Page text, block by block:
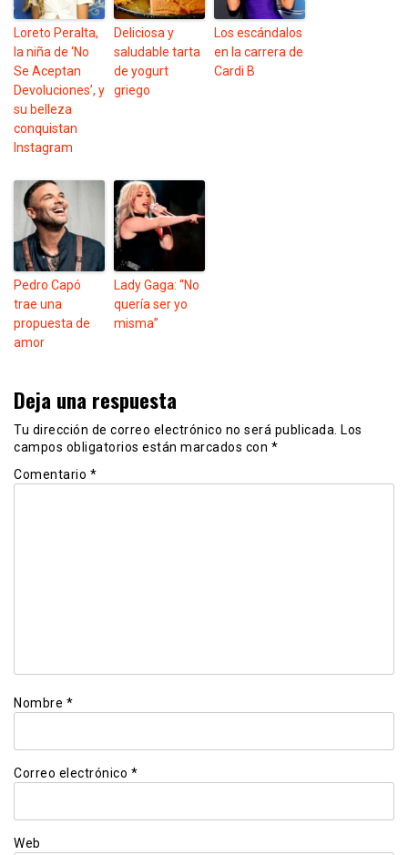
Loreto Peralta,
la niña de ‘No
Se Aceptan
Devoluciones’, y
su belleza
conquistan
Instagram
Deliciosa y
saludable tarta
de yogurt
griego
Los escándalos
en la carrera de
Cardi B
Pedro Capó
trae una
propuesta de
amor
Lady Gaga: “No
quería ser yo
misma”
Deja una respuesta
Tu dirección de correo electrónico no será publicada.
Los
campos obligatorios están marcados con *
Comentario *
Nombre *
Correo electrónico *
Web